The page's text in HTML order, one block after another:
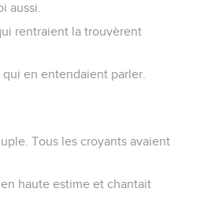
aussi.
rentraient la trouvèrent
en entendaient parler.
Tous les croyants avaient
en haute estime et chantait